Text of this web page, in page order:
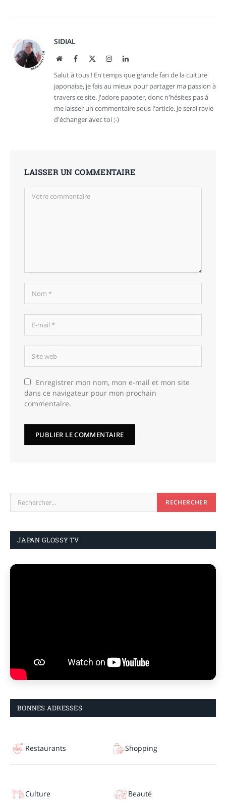
SIDIAL
Site
Facebook InstagramLinkedIn
Salut à tous ! En temps que grande fan de la culture
japonaise, je fais au mieux pour partager ma passion à
travers ce site. J'adore papoter, donc n'hésites pas à
me laisser un commentaire sous l'article. Je serai ravie
d'échanger avec toi ;-)
LAISSER UN COMMENTAIRE
Enregistrer mon nom, mon e-mail et mon site
dans ce navigateur pour mon prochain
commentaire.
JAPAN GLOSSY TV
BONNES ADRESSES
Restaurants Shopping
Culture Beauté